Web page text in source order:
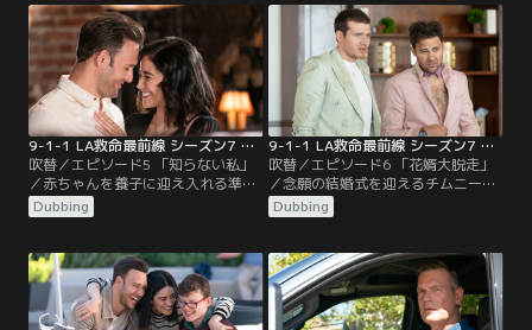
をしたエライザに変わってボビーは
コーリーの救助へと向かう。一方、
ヘンはボビーとアシーナを捜すため
自らを顧みずヘリを緊急要請。一度
は拒否されたが、元118分署のトミ
ーの協力により…。
く思う。後日、ハリーが暴行事件を
起こしていたことを知らされる…。
一方、クルーズ船での救出劇以来、
エディとトミーが親しくなってい
た。
9-1-1 LA救命最前線 シーズン7 第05話／吹替
吹替／エピソード5 「知らない私」
／赤ちゃんを養子に迎え入れる準備
をしていたヘンとカレン。しかし、
赤ちゃんの祖母が心変わりし養子縁
歳の女の子、マーラの受け入れを提
案され、温かく家に迎え入れるが、
マーラは一言も話さず、デニーにケ
ガを負わせてしまう。一方、バック
Dubbing
9-1-1 LA救命最前線 シーズン7 第06話／吹替
吹替／エピソード6 「花婿大脱走」
／念願の結婚式を迎えるチムニーの
ために、バックは結婚式前日に独身
さよならパーティーを計画する。し
みんなも帰ってしまう。取り残され
たバックとエディは、派手なグルー
プと一緒にチムニーの泊まっている
ホテルに突撃して大騒ぎする。結婚
Dubbing